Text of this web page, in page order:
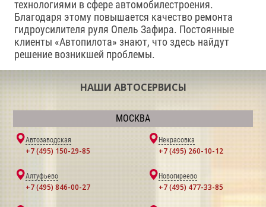
технологиями в сфере автомобилестроения.
Благодаря этому повышается качество ремонта
гидроусилителя руля Опель Зафира. Постоянные
клиенты «Автопилота» знают, что здесь найдут
решение возникшей проблемы.
НАШИ АВТОСЕРВИСЫ
МОСКВА
Автозаводская
+7 (495) 150-29-85
Некрасовка
+7 (495) 260-10-12
Алтуфьево
+7 (495) 846-00-27
Новогиреево
+7 (495) 477-33-85